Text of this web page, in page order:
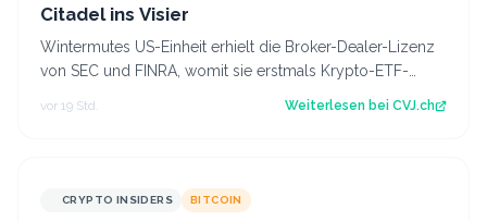
Citadel ins Visier
Wintermutes US-Einheit erhielt die Broker-Dealer-Lizenz
von SEC und FINRA, womit sie erstmals Krypto-ETF-
vor 19 Std. Weiterlesen bei CVJ.ch
CRYPTO INSIDERS BITCOIN